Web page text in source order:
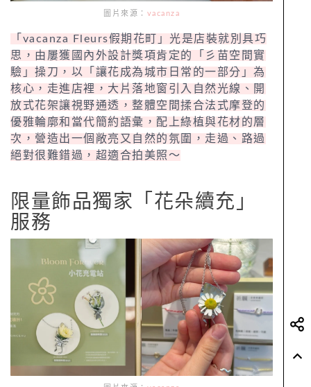
圖片來源： vacanza
「vacanza Fleurs假期花町」光是店裝就別具巧
思，由屢獲國內外設計獎項肯定的「彡苗空間實
驗」操刀，以「讓花成為城市日常的一部分」為
核心，走進店裡，大片落地窗引入自然光線、開
放式花架讓視野通透，整體空間揉合法式摩登的
優雅輪廓和當代簡約語彙，配上綠植與花材的層
次，營造出一個敞亮又自然的氛圍，走過、路過
絕對很難錯過，超適合拍美照～
限量飾品獨家「花朵續充」
服務